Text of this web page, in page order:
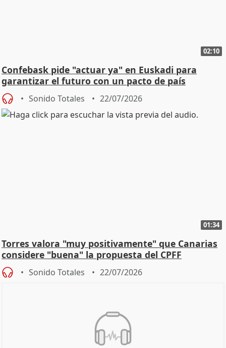
02:10
Confebask pide "actuar ya" en Euskadi para
garantizar el futuro con un pacto de país
Sonido Totales 22/07/2026
01:34
Torres valora "muy positivamente" que Canarias
considere "buena" la propuesta del CPFF
Sonido Totales 22/07/2026